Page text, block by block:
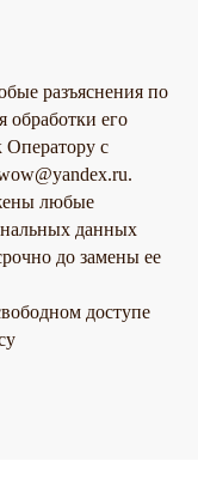
разъяснения по
его
Оператору с
любые
данных
до замены ее
доступе